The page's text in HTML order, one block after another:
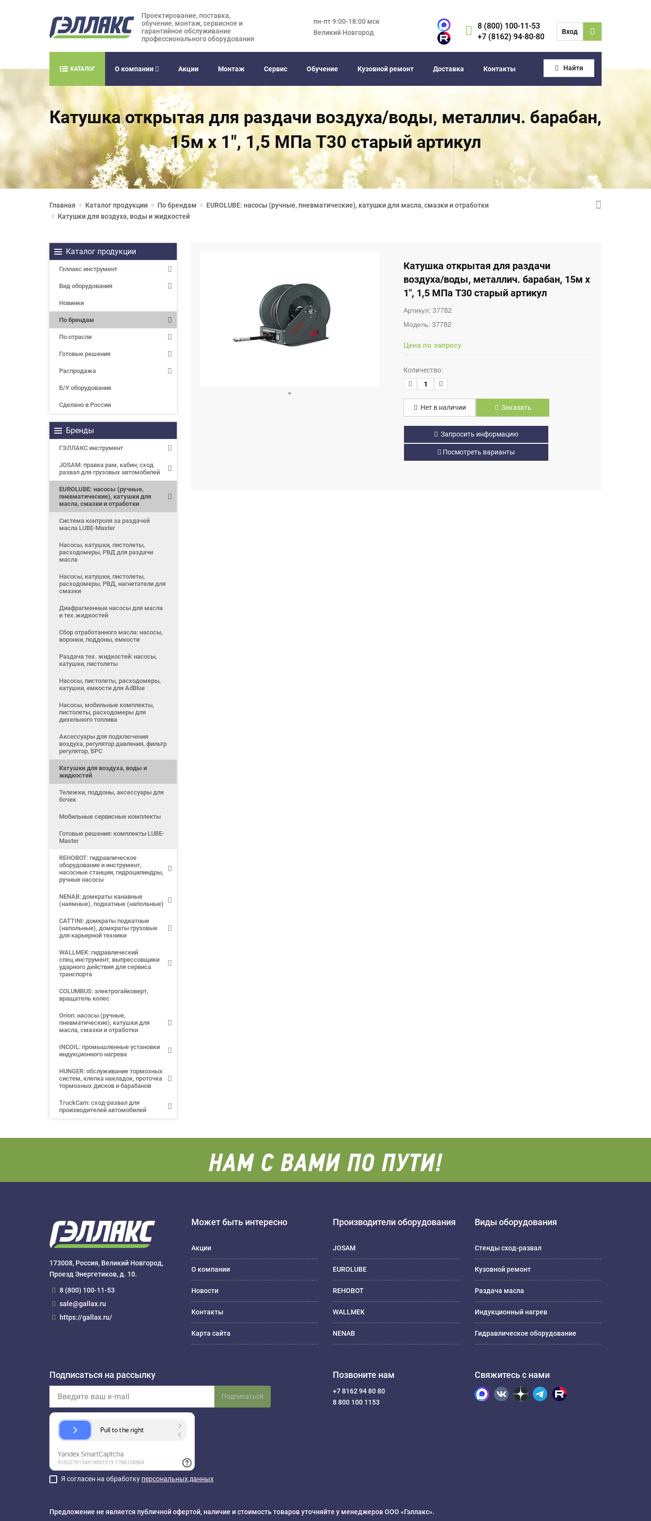
Проектирование, поставка,
обучение, монтаж, сервисное и
гарантийное обслуживание
профессионального оборудования
пн-пт 9:00-18:00 мск
Великий Новгород
8 (800) 100-11-53
+7 (8162) 94-80-80
Вход
КАТАЛОГ О компании Акции Монтаж Сервис Обучение Кузовной ремонт Доставка Контакты Найти
Катушка открытая для раздачи воздуха/воды, металлич. барабан,
15м х 1", 1,5 МПа T30 старый артикул
Главная Каталог продукции По брендам
EUROLUBE: насосы (ручные, пневматические), катушки для масла, смазки и отработки
Катушки для воздуха, воды и жидкостей
Каталог продукции
Гэллакс инструмент
Вид оборудования
Новинки
По брендам
По отрасли
Готовые решения
Распродажа
Б/У оборудование
Сделано в России
Бренды
ГЭЛЛАКС инструмент
JOSAM: правка рам, кабин; сход
развал для грузовых автомобилей
EUROLUBE: насосы (ручные,
пневматические), катушки для
масла, смазки и отработки
Система контроля за раздачей
масла LUBE-Master
Насосы, катушки, пистолеты,
расходомеры, РВД для раздачи
масла
Насосы, катушки, пистолеты,
расходомеры, РВД, нагнетатели для
смазки
Диафрагменные насосы для масла
и тех.жидкостей
Сбор отработанного масла: насосы,
воронки, поддоны, емкости
Раздача тех. жидкостей: насосы,
катушки, пистолеты
Насосы, пистолеты, расходомеры,
катушки, емкости для AdBlue
Насосы, мобильные комплекты,
пистолеты, расходомеры для
дизельного топлива
Аксессуары для подключения
воздуха, регулятор давления, фильтр
регулятор, БРС
Катушки для воздуха, воды и
жидкостей
Тележки, поддоны, аксессуары для
бочек
Мобильные сервисные комплекты
Готовые решения: комплекты LUBE-
Master
REHOBOT: гидравлическое
оборудование и инструмент,
насосные станции, гидроцилиндры,
ручные насосы
NENAB: домкраты канавные
(наямные), подкатные (напольные)
CATTINI: домкраты подкатные
(напольные), домкраты грузовые
для карьерной техники
WALLMEK: гидравлический
спец.инструмент, выпрессовщики
ударного действия для сервиса
транспорта
COLUMBUS: электрогайковерт,
вращатель колес
Orion: насосы (ручные,
пневматические), катушки для
масла, смазки и отработки
INCOIL: промышленные установки
индукционного нагрева
HUNGER: обслуживание тормозных
систем, клепка накладок, проточка
тормозных дисков и барабанов
TruckCam: сход-развал для
производителей автомобилей
Катушка открытая для раздачи
воздуха/воды, металлич. барабан, 15м х
1", 1,5 МПа T30 старый артикул
Артикул:37782
Модель:37782
Цена по запросу
Количество:
Нет в наличии Заказать
Запросить информацию
Посмотреть варианты
173008, Россия, Великий Новгород,
Проезд Энергетиков, д. 10.
8 (800) 100-11-53
sale@gallax.ru
https://gallax.ru/
Может быть интересно
Акции
О компании
Новости
Контакты
Карта сайта
Производители оборудования
JOSAM
EUROLUBE
REHOBOT
WALLMEK
NENAB
Виды оборудования
Стенды сход-развал
Кузовной ремонт
Раздача масла
Индукционный нагрев
Гидравлическое оборудование
Подписаться на рассылку
Подписаться
Я согласен на обработку персональных данных
Позвоните нам
+7 8162 94 80 80
8 800 100 1153
Свяжитесь с нами
Предложение не является публичной офертой, наличие и стоимость товаров уточняйте у менеджеров ООО «Гэллакс».